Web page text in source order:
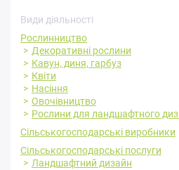
Види діяльності
Рослинництво
Декоративні рослини
Кавун, диня, гарбуз
Квіти
Насіння
Овочівництво
Рослини для ландшафтного
Сільськогосподарські виробники
Сільськогосподарські послуги
Ландшафтний дизайн